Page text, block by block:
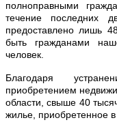
полноправными
течение последних
предоставлено лишь
быть гражданами
человек.
Благодаря
приобретением
области, свыше 40
жилье, приобретенное